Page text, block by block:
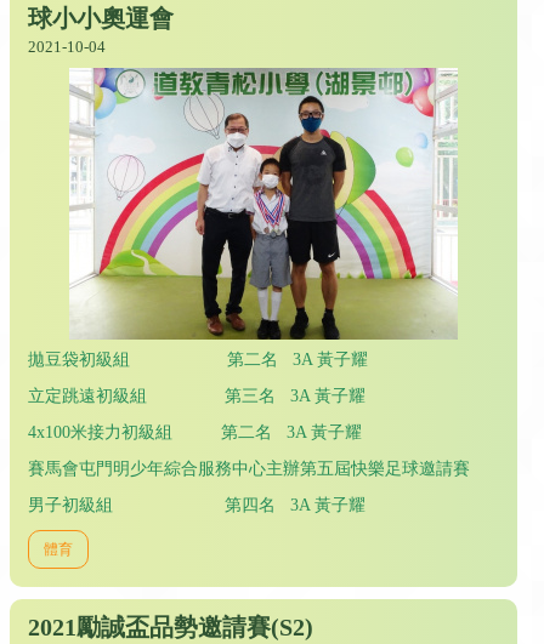
球小小奧運會
2021-10-04
拋豆袋初級組 第二名 3A 黃子耀
立定跳遠初級組 第三名 3A 黃子耀
4x100米接力初級組 第二名 3A 黃子耀
賽馬會屯門明少年綜合服務中心主辦第五屆快樂足球邀請賽
男子初級組 第四名 3A 黃子耀
體育
2021勵誠盃品勢邀請賽(S2)